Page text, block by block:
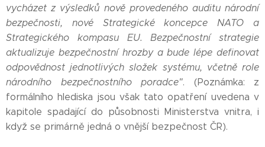
vycházet z výsledků nově provedeného auditu národní
bezpečnosti, nové Strategické koncepce NATO a
Strategického kompasu EU. Bezpečnostní strategie
aktualizuje bezpečnostní hrozby a bude lépe definovat
odpovědnost jednotlivých složek systému, včetně role
národního bezpečnostního poradce". (Poznámka: z
formálního hlediska jsou však tato opatření uvedena v
kapitole spadající do působnosti Ministerstva vnitra, i
když se primárně jedná o vnější bezpečnost ČR).